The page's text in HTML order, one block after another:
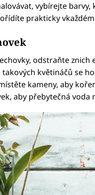
vybírejte
prakticky
odstraňte znich
květináčů se
kameny, aby
aby přebytečná voda